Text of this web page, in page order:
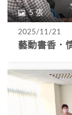
5 張
2025/11/21
藝動書香．